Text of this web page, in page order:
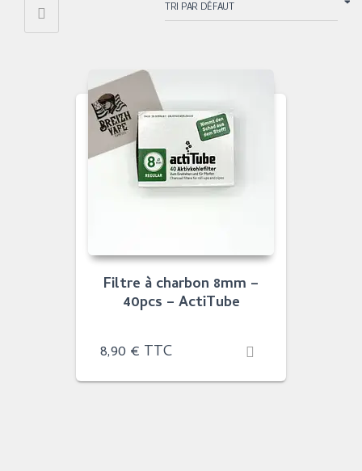
Filtre à charbon 8mm –
40pcs – ActiTube
8,90 € TTC